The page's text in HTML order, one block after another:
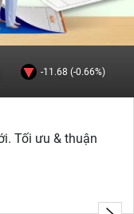
-11.68 (-0.66%)
Tối ưu & thuận